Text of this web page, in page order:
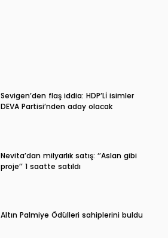
Sevigen’den flaş iddia: HDP’Lİ isimler
DEVA Partisi’nden aday olacak
Nevita’dan milyarlık satış: ‘’Aslan gibi
proje’’ 1 saatte satıldı
Altın Palmiye Ödülleri sahiplerini buldu